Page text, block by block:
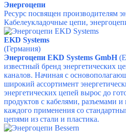
Энергоцепи
Ресурс посвящен производителям
Кабелеукладочные цепи,
EKD Systems
(Германия)
Энергоцепи EKD Systems GmbH
известный бренд энергетических
каналов. Начиная с
широкий ассортимент
энергетических цепей вырос до
продуктов с кабелями, разъемами
каждого применения со
цепями из стали и пластика.